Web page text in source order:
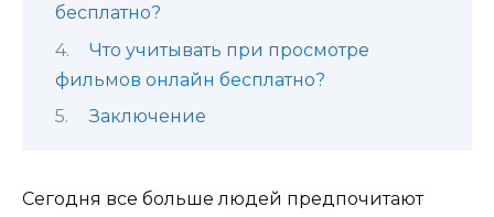
бесплатно?
Что учитывать при просмотре
фильмов онлайн бесплатно?
Заключение
Сегодня все больше людей предпочитают